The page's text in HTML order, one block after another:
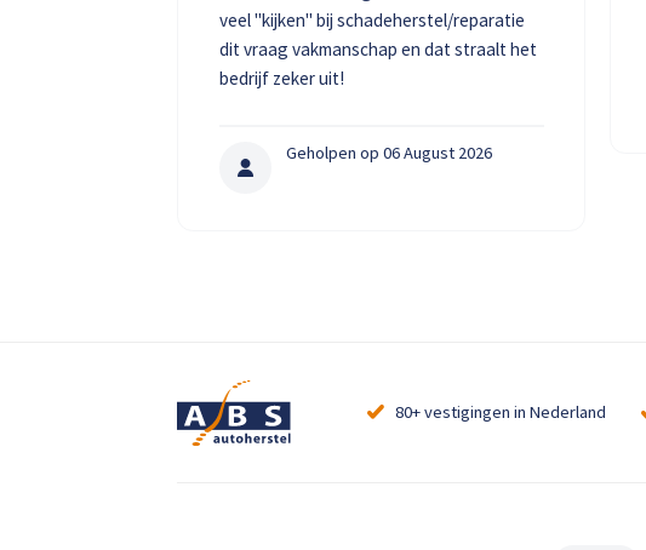
veel "kijken" bij schadeherstel/reparatie
dit vraag vakmanschap en dat straalt het
bedrijf zeker uit!
Geholpen op 06 August 2026
80+ vestigingen in Nederland